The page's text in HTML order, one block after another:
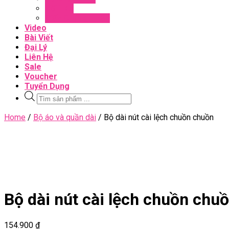
Video
Bài Viết
Đại Lý
Liên Hệ
Sale
Voucher
Tuyển Dụng
Tìm
kiếm
sản
phẩm
Close
Home / Bộ áo và quần dài / Bộ dài nút cài lệch chuồn chuồn
Bộ dài nút cài lệch chuồn
154.900 ₫